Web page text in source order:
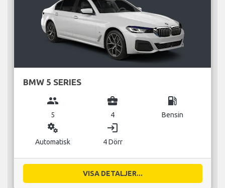
BMW 5 SERIES
group
5
business_center
4
local_gas_station
Bensin
miscellaneous_services
Automatisk
login
4 Dörr
VISA DETALJER...